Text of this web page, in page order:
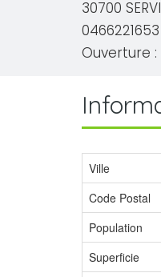
30700
0466221653
Ouverture :
Ville
Code Postal
Population
Superficie